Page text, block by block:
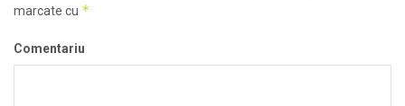
marcate cu *
Comentariu